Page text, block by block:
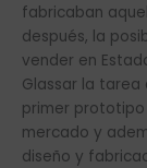
fabricaban
después, la
vender en
Glassar la
primer
mercado y
diseño y